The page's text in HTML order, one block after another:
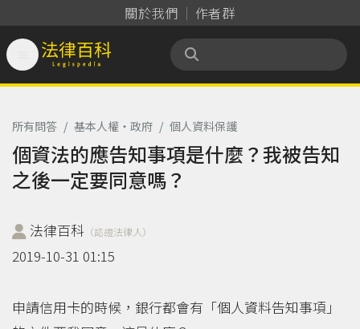
關於我們 作者群
法律百科 Legispedia
所有問答 / 基本人權‧政府 / 個人資料保護
個資法的應告知事項是什麼？我被告知
之後一定要同意嗎？
法律百科 （認證法律人）
2019-10-31 01:15
申請信用卡的時候，銀行都會有「個人資料告知事項」